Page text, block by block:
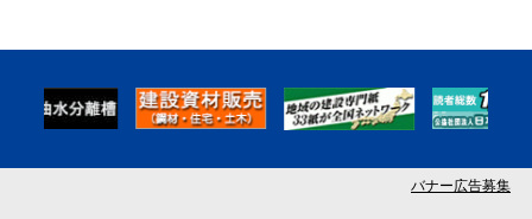
バナー広告募集